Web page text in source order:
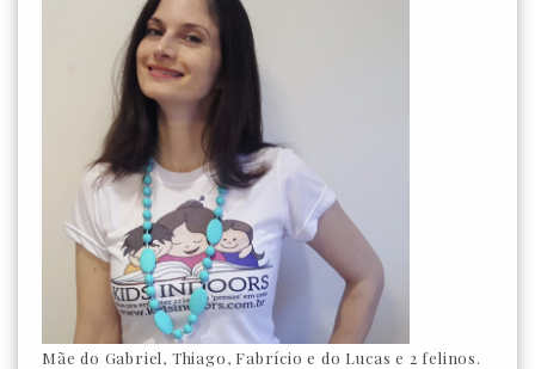
Mãe do Gabriel, Thiago, Fabrício e do Lucas e 2 felinos.